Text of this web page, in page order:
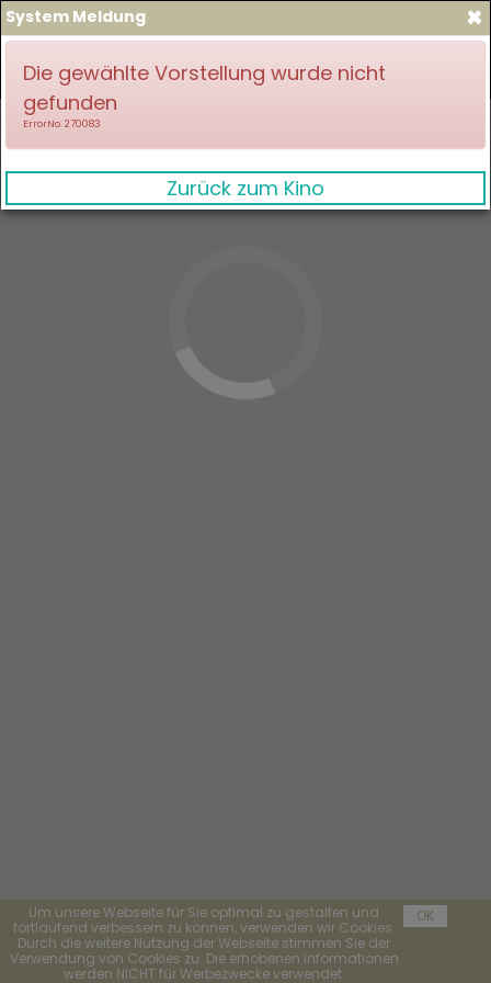
Um unsere Webseite für Sie optimal zu gestalten und
fortlaufend verbessern zu können, verwenden wir Cookies.
Durch die weitere Nutzung der Webseite stimmen Sie der
Verwendung von Cookies zu. Die erhobenen Informationen
werden NICHT für Werbezwecke verwendet.
OK
×
System Meldung
Die gewählte Vorstellung wurde nicht
gefunden
ErrorNo. 270083
Zurück zum Kino